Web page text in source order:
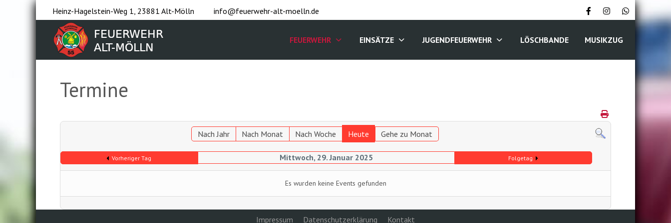
Heinz-Hagelstein-Weg 1, 23881 Alt-Mölln info@feuerwehr-alt-moelln.de
FEUERWEHR EINSÄTZE JUGENDFEUERWEHR LÖSCHBANDE MUSIKZUG
Termine
Nach Jahr Nach Monat Nach Woche Heute Gehe zu Monat
Vorheriger Tag Mittwoch, 29. Januar 2025 Folgetag
Es wurden keine Events gefunden
Impressum Datenschutzerklärung Kontakt